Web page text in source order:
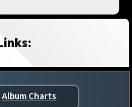
Album Charts